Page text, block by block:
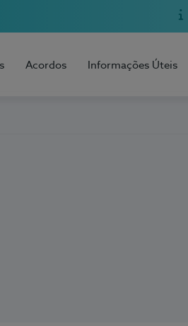
Acordos Informações Úteis